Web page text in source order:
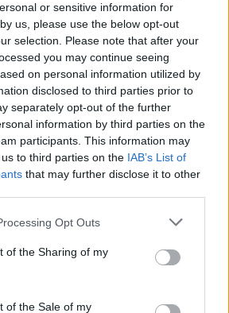
or sensitive information for
us, please use the below opt-out
selection. Please note that after your
you may continue seeing
on personal information utilized by
disclosed to third parties prior to
separately opt-out of the further
information by third parties on the
participants. This information may
to third parties on the IAB’s List of
that may further disclose it to other
website/app uses one or more Google
or usage behaviour. You may click to
to Google and its third-party tags to
specified purposes in below Google
Opt Outs
of the Sharing of my
of the Sale of my
ο υδράργυρος με 39άρια -
με μελτέμια, σε Red Code 4
περιοχές
ΓΙΏΡΓΟΣ ΓΕΩΡΓΑΚΌΠΟΥΛΟΣ